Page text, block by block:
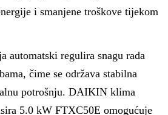
i smanjene troškove tijekom
automatski regulira snagu rada
čime se održava stabilna
potrošnju. DAIKIN klima
5.0 kW FTXC50E omogućuje